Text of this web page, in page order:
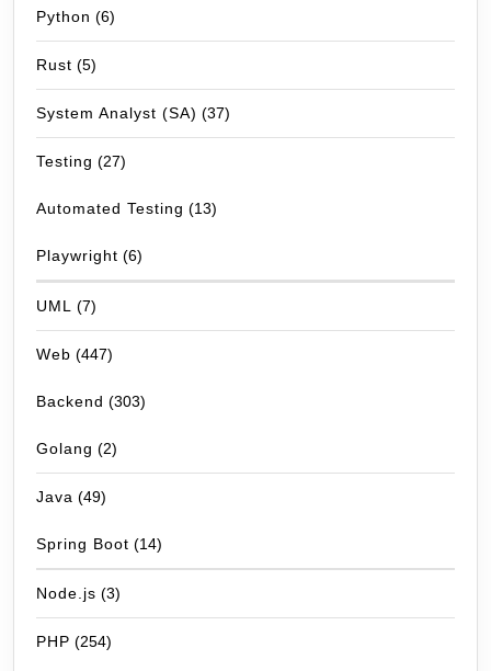
Python (6)
Rust (5)
System Analyst (SA) (37)
Testing (27)
Automated Testing (13)
Playwright (6)
UML (7)
Web (447)
Backend (303)
Golang (2)
Java (49)
Spring Boot (14)
Node.js (3)
PHP (254)